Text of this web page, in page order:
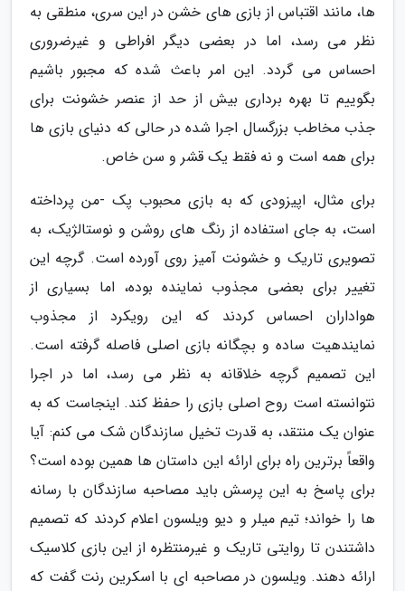
ها، مانند اقتباس از بازی های خشن در این سری، منطقی به
نظر می رسد، اما در بعضی دیگر افراطی و غیرضروری
احساس می گردد. این امر باعث شده که مجبور باشیم
بگوییم تا بهره برداری بیش از حد از عنصر خشونت برای
جذب مخاطب بزرگسال اجرا شده در حالی که دنیای بازی ها
برای همه است و نه فقط یک قشر و سن خاص.
برای مثال، اپیزودی که به بازی محبوب پک -من پرداخته
است، به جای استفاده از رنگ های روشن و نوستالژیک، به
تصویری تاریک و خشونت آمیز روی آورده است. گرچه این
تغییر برای بعضی مجذوب نماینده بوده، اما بسیاری از
هواداران احساس کردند که این رویکرد از مجذوب
نمایندهیت ساده و بچگانه بازی اصلی فاصله گرفته است.
این تصمیم گرچه خلاقانه به نظر می رسد، اما در اجرا
نتوانسته است روح اصلی بازی را حفظ کند. اینجاست که به
عنوان یک منتقد، به قدرت تخیل سازندگان شک می کنم: آیا
واقعاً برترین راه برای ارائه این داستان ها همین بوده است؟
برای پاسخ به این پرسش باید مصاحبه سازندگان با رسانه
ها را خواند؛ تیم میلر و دیو ویلسون اعلام کردند که تصمیم
داشتندن تا روایتی تاریک و غیرمنتظره از این بازی کلاسیک
ارائه دهند. ویلسون در مصاحبه ای با اسکرین رنت گفت که